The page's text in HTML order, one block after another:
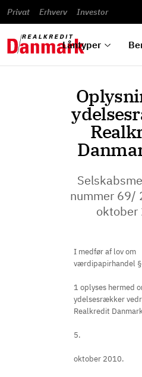
Privat Erhverv Investor
Låntyper
til bolig
Alle
låntyper
omlægning
Se alle
beregnere
Renteprognose
Bestil
kursovervågning
vilkår
Blanketter
guides
hvad
vi kan
tilbyde
nummer 69/
oktober
I medfør af lov om
værdipapirhandel
1 oplyses hermed
ydelsesrækker
Realkredit
5.
oktober 2010.